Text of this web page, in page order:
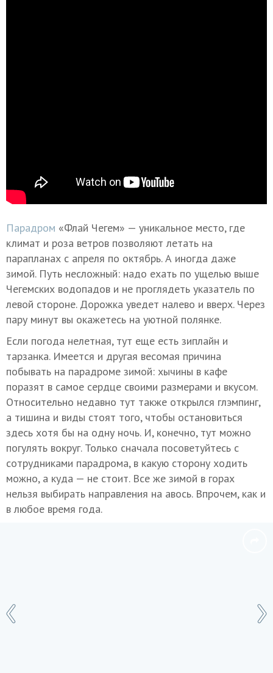
Парадром «Флай Чегем» — уникальное место, где
климат и роза ветров позволяют летать на
парапланах с апреля по октябрь. А иногда даже
зимой. Путь несложный: надо ехать по ущелью выше
Чегемских водопадов и не проглядеть указатель по
левой стороне. Дорожка уведет налево и вверх. Через
пару минут вы окажетесь на уютной полянке.
Если погода нелетная, тут еще есть зиплайн и
тарзанка. Имеется и другая весомая причина
побывать на парадроме зимой: хычины в кафе
поразят в самое сердце своими размерами и вкусом.
Относительно недавно тут также открылся глэмпинг,
а тишина и виды стоят того, чтобы остановиться
здесь хотя бы на одну ночь. И, конечно, тут можно
погулять вокруг. Только сначала посоветуйтесь с
сотрудниками парадрома, в какую сторону ходить
можно, а куда — не стоит. Все же зимой в горах
нельзя выбирать направления на авось. Впрочем, как и
в любое время года.